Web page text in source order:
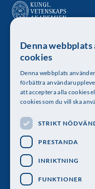
Kungl.
Besöksadress: Lilla
Telefon: 08-673 95 00
Följ oss
Denna webbplats
cookies
Denna webbplats
förbättra
att acceptera alla cookies
cookies som du vill ska
STRIKT
PRESTANDA
INRIKTNING
FUNKTIONER